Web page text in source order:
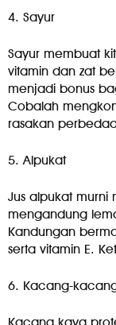
4. Sayur
Sayur membuat
vitamin dan zat
menjadi bonus
Cobalah
rasakan
5. Alpukat
Jus alpukat
mengandung
Kandungan
serta vitamin E.
6. Kacang-